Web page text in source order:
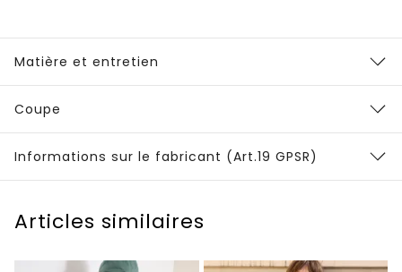
Matière et entretien
Coupe
Informations sur le fabricant (Art.19 GPSR)
Articles similaires